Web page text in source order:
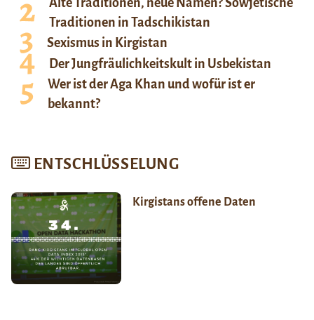
Traditionen in Tadschikistan
Sexismus in Kirgistan
Der Jungfräulichkeitskult in Usbekistan
Wer ist der Aga Khan und wofür ist er
bekannt?
ENTSCHLÜSSELUNG
Kirgistans offene Daten